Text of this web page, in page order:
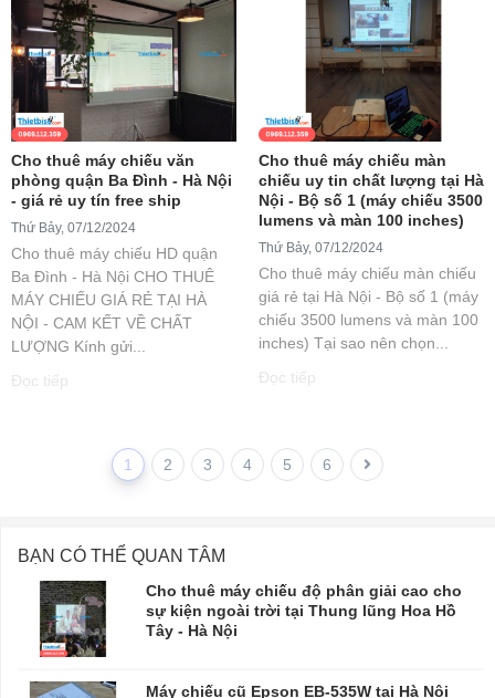
Cho thuê máy chiếu văn
phòng quận Ba Đình - Hà Nội
- giá rẻ uy tín free ship
Thứ Bảy, 07/12/2024
Cho thuê máy chiếu HD quận
Ba Đình - Hà Nội CHO THUÊ
MÁY CHIẾU GIÁ RẺ TẠI HÀ
NỘI - CAM KẾT VỀ CHẤT
LƯỢNG Kính gửi...
Đọc tiếp
Cho thuê máy chiếu màn
chiếu uy tin chất lượng tại Hà
Nội - Bộ số 1 (máy chiếu 3500
lumens và màn 100 inches)
Thứ Bảy, 07/12/2024
Cho thuê máy chiếu màn chiếu
giá rẻ tại Hà Nội - Bộ số 1 (máy
chiếu 3500 lumens và màn 100
inches) Tại sao nên chọn...
Đọc tiếp
1 2 3 4 5 6
BẠN CÓ THỂ QUAN TÂM
Cho thuê máy chiếu độ phân giải cao cho
sự kiện ngoài trời tại Thung lũng Hoa Hồ
Tây - Hà Nội
Máy chiếu cũ Epson EB-535W tại Hà Nội